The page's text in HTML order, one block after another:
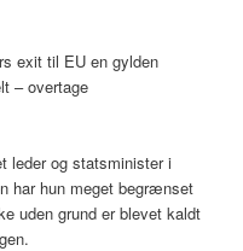
exit til EU en gylden
– overtage
leder og statsminister i
har hun meget begrænset
uden grund er blevet kaldt